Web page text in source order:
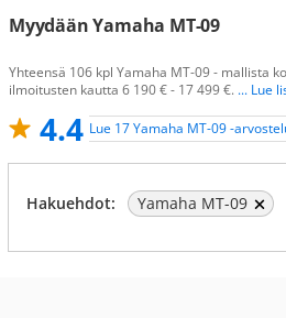
Myydään Yamaha MT-09
Yhteensä 106 kpl Yamaha MT-09 - mallista
ilmoitusten kautta 6 190 € - 17 499 €. ... Lue
4.4 Lue 17 Yamaha MT-09 -
Hakuehdot: Yamaha MT-09